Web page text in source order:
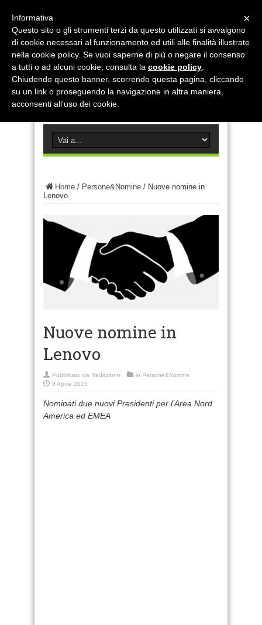
Home / Persone&Nomine / Nuove nomine in
Lenovo
Nuove nomine in
Lenovo
Pubblicato da Redazione in Persone&Nomine
8 Aprile 2015
Nominati due nuovi Presidenti per l’Area Nord
America ed EMEA
×
Informativa
Questo sito o gli strumenti terzi da questo utilizzati si avvalgono
di cookie necessari al funzionamento ed utili alle finalità illustrate
nella cookie policy. Se vuoi saperne di più o negare il consenso
a tutti o ad alcuni cookie, consulta la cookie policy
Chiudendo questo banner, scorrendo questa pagina, cliccando
su un link o proseguendo la navigazione in altra maniera,
acconsenti all’uso dei cookie.